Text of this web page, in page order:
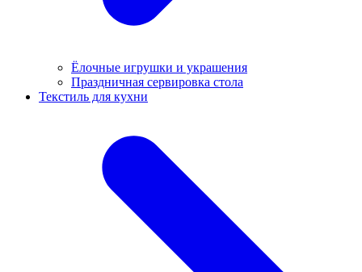
Ёлочные игрушки и украшения
Праздничная сервировка стола
Текстиль для кухни